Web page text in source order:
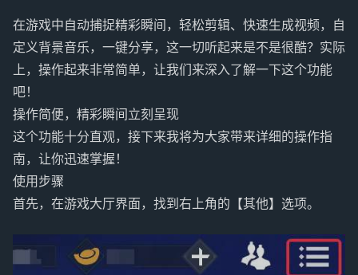
在游戏中自动捕捉精彩瞬间，轻松剪辑、快速生成视频，自
定义背景音乐，一键分享，这一切听起来是不是很酷？实际
上，操作起来非常简单，让我们来深入了解一下这个功能
吧！
操作简便，精彩瞬间立刻呈现
这个功能十分直观，接下来我将为大家带来详细的操作指
南，让你迅速掌握！
使用步骤
首先，在游戏大厅界面，找到右上角的【其他】选项。